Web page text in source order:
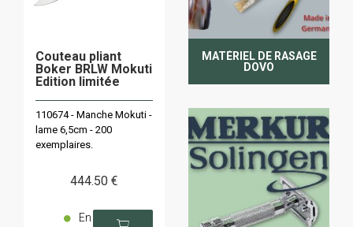
Couteau pliant
Boker BRLW Mokuti
Edition limitée
110674 - Manche Mokuti -
lame 6,5cm - 200
exemplaires.
444.50 €
En
MATÉRIEL DE RASAGE
DOVO